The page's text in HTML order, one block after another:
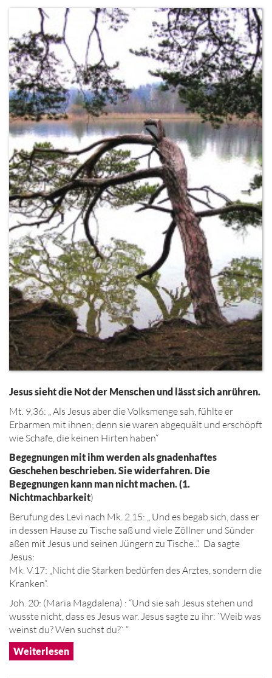
Jesus sieht die Not der Menschen und lässt sich anrühren.
Mt. 9,36: „ Als Jesus aber die Volksmenge sah, fühlte er
Erbarmen mit ihnen; denn sie waren abgequält und erschöpft
wie Schafe, die keinen Hirten haben“
Begegnungen mit ihm werden als gnadenhaftes
Geschehen beschrieben. Sie widerfahren. Die
Begegnungen kann man nicht machen. (1.
Nichtmachbarkeit)
Berufung des Levi nach Mk. 2.15: „ Und es begab sich, dass er
in dessen Hause zu Tische saß und viele Zöllner und Sünder
aßen mit Jesus und seinen Jüngern zu Tische..“. Da sagte
Jesus:
Mk. V.17: „Nicht die Starken bedürfen des Arztes, sondern die
Kranken“.
Joh. 20: (Maria Magdalena) : “Und sie sah Jesus stehen und
wusste nicht, dass es Jesus war. Jesus sagte zu ihr: `Weib was
weinst du? Wen suchst du?` “
Weiterlesen